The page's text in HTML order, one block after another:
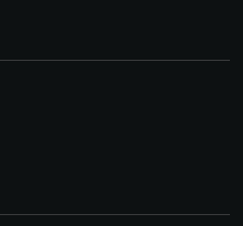
funzionamento
non raccolgono